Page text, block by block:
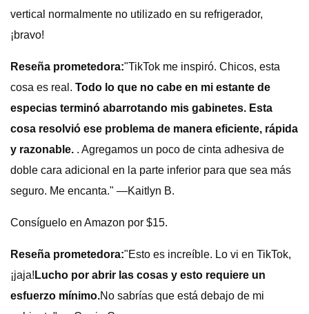
vertical normalmente no utilizado en su refrigerador,
¡bravo!
Reseña prometedora:"TikTok me inspiró. Chicos, esta
cosa es real. Todo lo que no cabe en mi estante de
especias terminó abarrotando mis gabinetes. Esta
cosa resolvió ese problema de manera eficiente, rápida
y razonable. . Agregamos un poco de cinta adhesiva de
doble cara adicional en la parte inferior para que sea más
seguro. Me encanta." —Kaitlyn B.
Consíguelo en Amazon por $15.
Reseña prometedora:"Esto es increíble. Lo vi en TikTok,
¡jaja! Lucho por abrir las cosas y esto requiere un
esfuerzo mínimo.No sabrías que está debajo de mi